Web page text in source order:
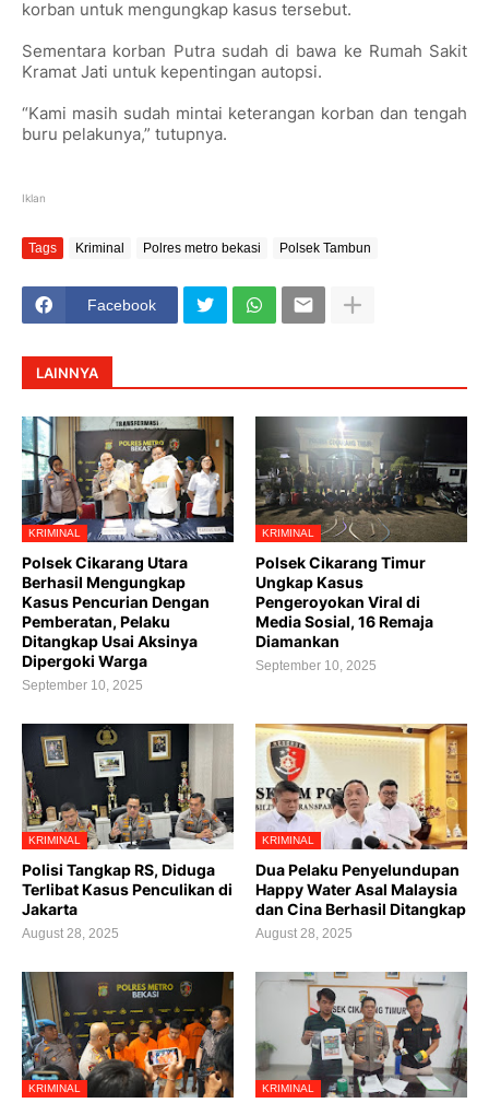
korban untuk mengungkap kasus tersebut.
Sementara korban Putra sudah di bawa ke Rumah Sakit
Kramat Jati untuk kepentingan autopsi.
“Kami masih sudah mintai keterangan korban dan tengah
buru pelakunya,” tutupnya.
Iklan
Tags Kriminal Polres metro bekasi Polsek Tambun
Facebook
LAINNYA
KRIMINAL
Polsek Cikarang Utara
Berhasil Mengungkap
Kasus Pencurian Dengan
Pemberatan, Pelaku
Ditangkap Usai Aksinya
Dipergoki Warga
September 10, 2025
KRIMINAL
Polsek Cikarang Timur
Ungkap Kasus
Pengeroyokan Viral di
Media Sosial, 16 Remaja
Diamankan
September 10, 2025
KRIMINAL
Polisi Tangkap RS, Diduga
Terlibat Kasus Penculikan di
Jakarta
August 28, 2025
KRIMINAL
Dua Pelaku Penyelundupan
Happy Water Asal Malaysia
dan Cina Berhasil Ditangkap
August 28, 2025
KRIMINAL KRIMINAL